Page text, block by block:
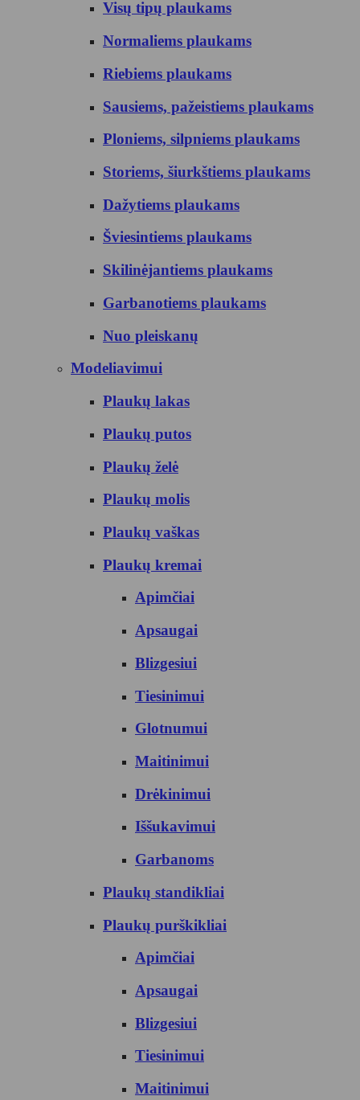
Visų tipų plaukams
Normaliems plaukams
Riebiems plaukams
Sausiems, pažeistiems plaukams
Ploniems, silpniems plaukams
Storiems, šiurkštiems plaukams
Dažytiems plaukams
Šviesintiems plaukams
Skilinėjantiems plaukams
Garbanotiems plaukams
Nuo pleiskanų
Modeliavimui
Plaukų lakas
Plaukų putos
Plaukų želė
Plaukų molis
Plaukų vaškas
Plaukų kremai
Apimčiai
Apsaugai
Blizgesiui
Tiesinimui
Glotnumui
Maitinimui
Drėkinimui
Iššukavimui
Garbanoms
Plaukų standikliai
Plaukų purškikliai
Apimčiai
Apsaugai
Blizgesiui
Tiesinimui
Maitinimui